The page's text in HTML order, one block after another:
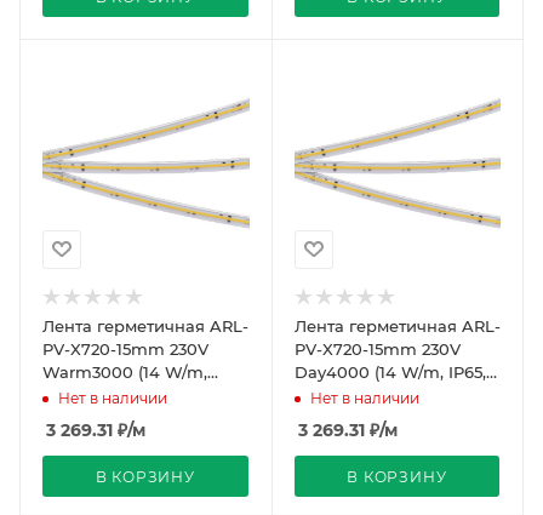
Лента герметичная ARL-
PV-X720-15mm 230V
Warm3000 (14 W/m,
IP65, 10m) (Arlight, -)
Нет в наличии
3 269.31 ₽/м
В КОРЗИНУ
Лента герметичная ARL-
PV-X720-15mm 230V
Day4000 (14 W/m, IP65,
10m) (Arlight, -)
Нет в наличии
3 269.31₽/м
В КОРЗИНУ